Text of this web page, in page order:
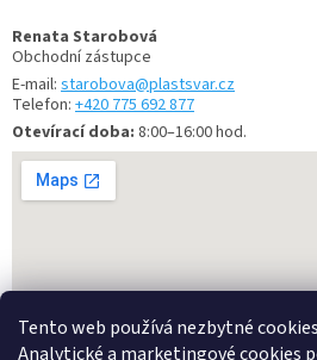
Tento web používá nezbytné
Analytické a marketingové cookies
Renata Starobová
Obchodní zástupce
E-mail: starobova@plastsvar.cz
Telefon: +420 775 692 877
Otevírací doba: 8:00–16:00 hod.